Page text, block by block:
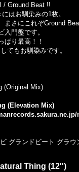
/ Ground Beat !!
にはお馴染みの1枚。
まさにこれぞGround
入門盤です。
ぱり最高！！
てもお馴染みです。
(Original Mix)
(Elevation Mix)
グランドビート グラウ
Thing (12'')